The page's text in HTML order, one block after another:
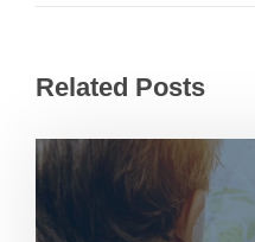
Related Posts